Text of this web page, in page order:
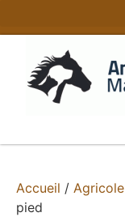
Accueil / Agricole
pied